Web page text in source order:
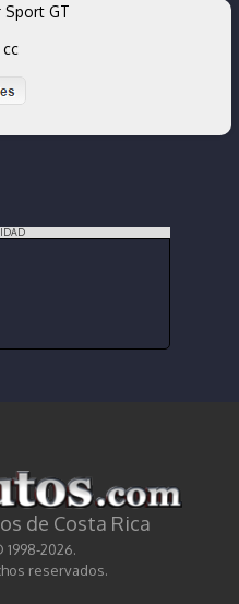
Sport GT
de Costa Rica
2026.
reservados.